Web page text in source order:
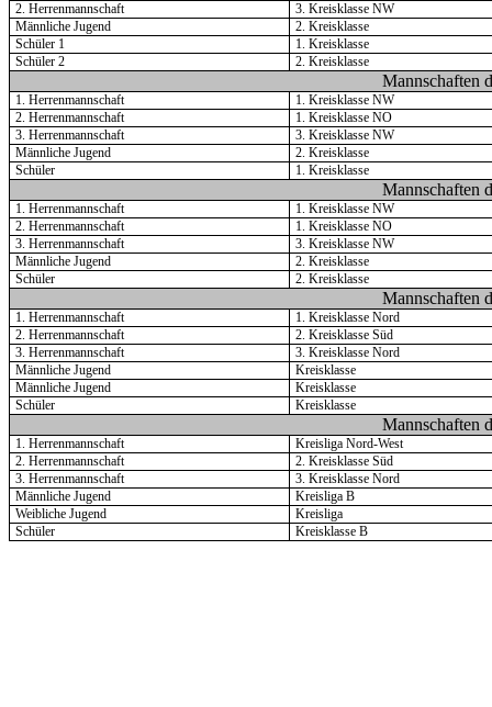
2. Herrenmannschaft
3. Kreisklasse NW
Männliche Jugend
2. Kreisklasse
Schüler 1
1. Kreisklasse
Schüler 2
2. Kreisklasse
Mannschaften
1. Herrenmannschaft
1. Kreisklasse NW
2. Herrenmannschaft
1. Kreisklasse NO
3. Herrenmannschaft
3. Kreisklasse NW
Männliche Jugend
2. Kreisklasse
Schüler
1. Kreisklasse
Mannschaften
1. Herrenmannschaft
1. Kreisklasse NW
2. Herrenmannschaft
1. Kreisklasse NO
3. Herrenmannschaft
3. Kreisklasse NW
Männliche Jugend
2. Kreisklasse
Schüler
2. Kreisklasse
Mannschaften
1. Herrenmannschaft
1. Kreisklasse Nord
2. Herrenmannschaft
2. Kreisklasse Süd
3. Herrenmannschaft
3. Kreisklasse Nord
Männliche Jugend
Kreisklasse
Männliche Jugend
Kreisklasse
Schüler
Kreisklasse
Mannschaften
1. Herrenmannschaft
Kreisliga Nord-West
2. Herrenmannschaft
2. Kreisklasse Süd
3. Herrenmannschaft
3. Kreisklasse Nord
Männliche Jugend
Kreisliga B
Weibliche Jugend
Kreisliga
Schüler
Kreisklasse B